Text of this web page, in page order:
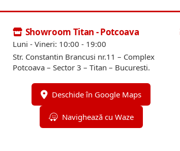
Showroom Titan - Potcoava
Luni - Vineri: 10:00 - 19:00
Str. Constantin Brancusi nr.11 – Complex
Potcoava – Sector 3 – Titan – Bucuresti.
Deschide în Google Maps
Navighează cu Waze